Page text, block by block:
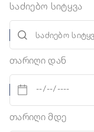
საძიებო სიტყვა
თარიღი დან
თარიღი მდე